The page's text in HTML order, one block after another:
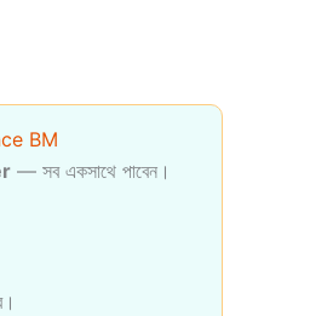
BM
— সব একসাথে পাবেন।